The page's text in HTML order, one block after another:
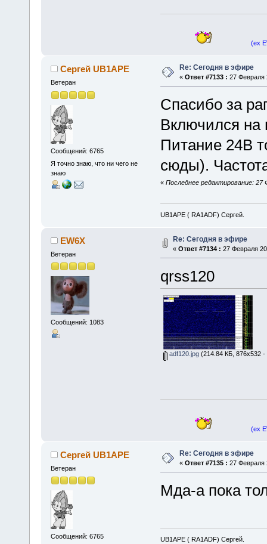
(ex
Сергей UB1APE
Ветеран
Сообщений: 6765
Я точно знаю, что ни чего не
знаю
Re: Сегодня в эфире
« Ответ #7133 : 27 Февраля
Спасибо за
Включился на
Питание 24В
сюды).
« Последнее редактирование: 27
UB1APE ( RA1ADF) Сергей.
EW6X
Ветеран
Сообщений: 1083
Re: Сегодня в эфире
« Ответ #7134 : 27 Февраля
qrss120
adf120.jpg(214.84 КБ, 876x532 -
(ex
Сергей UB1APE
Ветеран
Сообщений: 6765
Re: Сегодня в эфире
« Ответ #7135 : 27 Февраля
Мда-а пока
UB1APE ( RA1ADF) Сергей.